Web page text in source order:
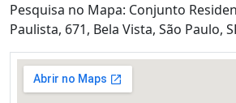
Pesquisa no Mapa: Conjunto
Paulista, 671, Bela Vista, São Paulo,